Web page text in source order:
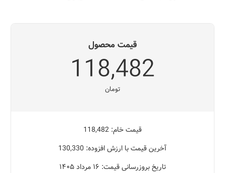
قیمت محصول
118,482
تومان
قیمت خام: 118,482
آخرین قیمت با ارزش افزوده: 130,330
تاریخ بروزرسانی قیمت: ۱۶ مرداد ۱۴۰۵